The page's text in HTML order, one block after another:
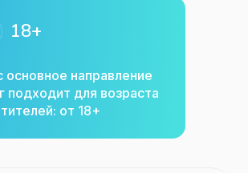
18+
основное направление
подходит для возраста
от 18+